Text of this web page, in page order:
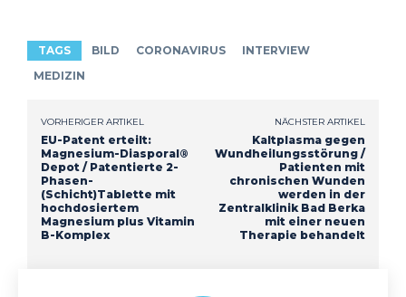
TAGS BILD CORONAVIRUS
INTERVIEW
MEDIZIN
VORHERIGER ARTIKEL
EU-Patent erteilt:
Magnesium-Diasporal®
Depot / Patentierte 2-
Phasen-
(Schicht)Tablette mit
hochdosiertem
Magnesium plus Vitamin
B-Komplex
NÄCHSTER ARTIKEL
Kaltplasma gegen
Wundheilungsstörung /
Patienten mit
chronischen Wunden
werden in der
Zentralklinik Bad Berka
mit einer neuen
Therapie behandelt